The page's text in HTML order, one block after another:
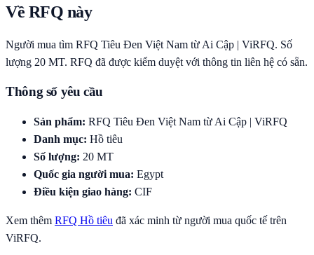
Về RFQ này
Người mua tìm RFQ Tiêu Đen Việt Nam từ Ai Cập | ViRFQ. Số
lượng 20 MT. RFQ đã được kiểm duyệt với thông tin liên hệ có sẵn.
Thông số yêu cầu
Sản phẩm: RFQ Tiêu Đen Việt Nam từ Ai Cập | ViRFQ
Danh mục: Hồ tiêu
Số lượng: 20 MT
Quốc gia người mua: Egypt
Điều kiện giao hàng: CIF
Xem thêm RFQ Hồ tiêu đã xác minh từ người mua quốc tế trên
ViRFQ.